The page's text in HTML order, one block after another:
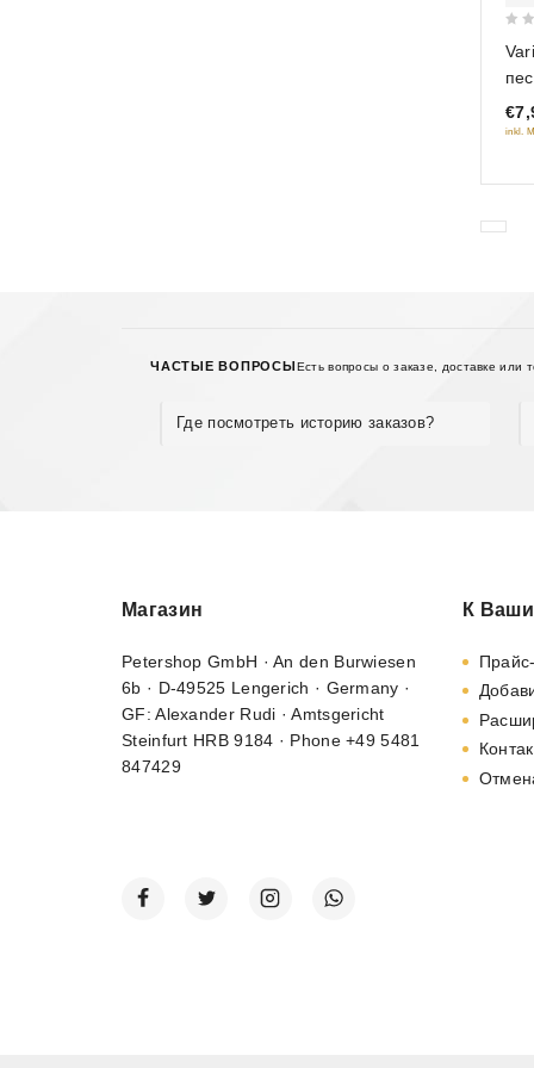
of
5
inkl.
ЧАСТЫЕ ВОПРОСЫЕсть вопросы о заказе, доставке или
Где посмотреть историю заказов?
Магазин
Petershop GmbH · An den Burwiesen
6b · D-49525 Lengerich · Germany ·
GF: Alexander Rudi · Amtsgericht
Steinfurt HRB 9184 · Phone +49 5481
847429
К